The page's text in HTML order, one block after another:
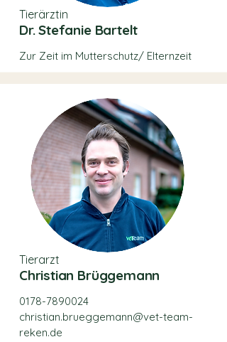
Tierärztin
Dr. Stefanie Bartelt
Zur Zeit im Mutterschutz/ Elternzeit
Tierarzt
Christian Brüggemann
0178-7890024
christian.brueggemann@vet-team-
reken.de